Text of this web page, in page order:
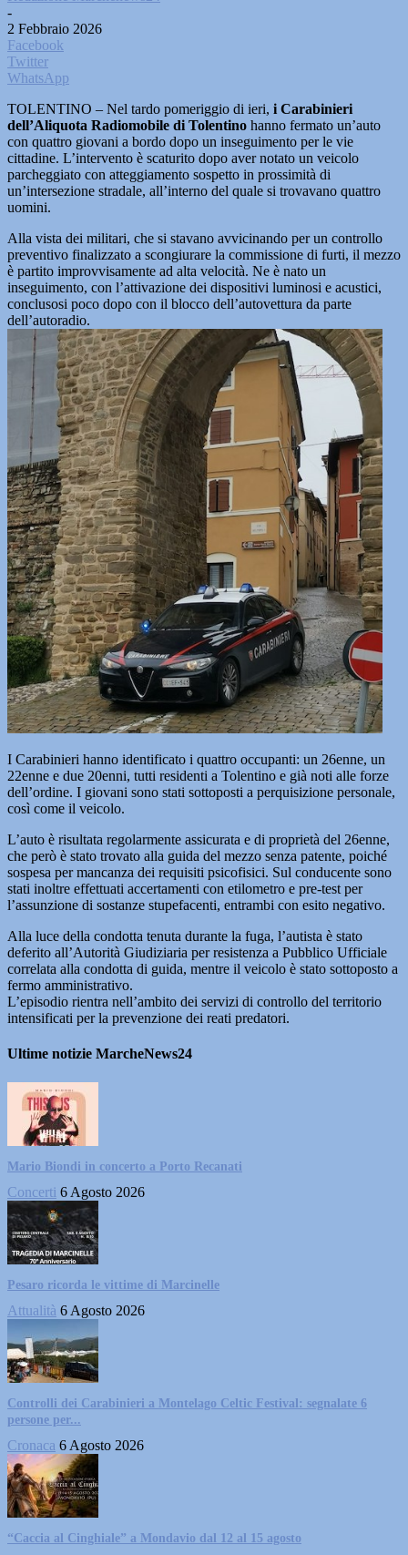
-
2 Febbraio 2026
Facebook
Twitter
WhatsApp
TOLENTINO – Nel tardo pomeriggio di ieri, i Carabinieri
dell’Aliquota Radiomobile di Tolentino hanno fermato un’auto
con quattro giovani a bordo dopo un inseguimento per le vie
cittadine. L’intervento è scaturito dopo aver notato un veicolo
parcheggiato con atteggiamento sospetto in prossimità di
un’intersezione stradale, all’interno del quale si trovavano quattro
uomini.
Alla vista dei militari, che si stavano avvicinando per un controllo
preventivo finalizzato a scongiurare la commissione di furti, il mezzo
è partito improvvisamente ad alta velocità. Ne è nato un
inseguimento, con l’attivazione dei dispositivi luminosi e acustici,
conclusosi poco dopo con il blocco dell’autovettura da parte
dell’autoradio.
I Carabinieri hanno identificato i quattro occupanti: un 26enne, un
22enne e due 20enni, tutti residenti a Tolentino e già noti alle forze
dell’ordine. I giovani sono stati sottoposti a perquisizione personale,
così come il veicolo.
L’auto è risultata regolarmente assicurata e di proprietà del 26enne,
che però è stato trovato alla guida del mezzo senza patente, poiché
sospesa per mancanza dei requisiti psicofisici. Sul conducente sono
stati inoltre effettuati accertamenti con etilometro e pre-test per
l’assunzione di sostanze stupefacenti, entrambi con esito negativo.
Alla luce della condotta tenuta durante la fuga, l’autista è stato
deferito all’Autorità Giudiziaria per resistenza a Pubblico Ufficiale
correlata alla condotta di guida, mentre il veicolo è stato sottoposto a
fermo amministrativo.
L’episodio rientra nell’ambito dei servizi di controllo del territorio
intensificati per la prevenzione dei reati predatori.
Ultime notizie MarcheNews24
Mario Biondi in concerto a Porto Recanati
Concerti 6 Agosto 2026
Pesaro ricorda le vittime di Marcinelle
Attualità 6 Agosto 2026
Controlli dei Carabinieri a Montelago Celtic Festival: segnalate 6
persone per...
Cronaca 6 Agosto 2026
“Caccia al Cinghiale” a Mondavio dal 12 al 15 agosto